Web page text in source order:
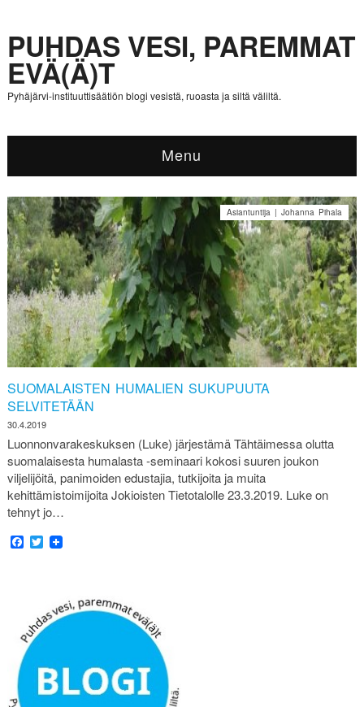
PUHDAS VESI, PAREMMAT
EVÄ(Ä)T
Pyhäjärvi-instituuttisäätiön blogi vesistä, ruoasta ja siltä väliltä.
Menu
SUOMALAISTEN HUMALIEN SUKUPUUTA
SELVITETÄÄN
30.4.2019
Asiantuntija | Johanna Pihala
Luonnonvarakeskuksen (Luke) järjestämä Tähtäimessa olutta
suomalaisesta humalasta -seminaari kokosi suuren joukon
viljelijöitä, panimoiden edustajia, tutkijoita ja muita
kehittämistoimijoita Jokioisten Tietotalolle 23.3.2019. Luke on
tehnyt jo…
Facebook
Twitter